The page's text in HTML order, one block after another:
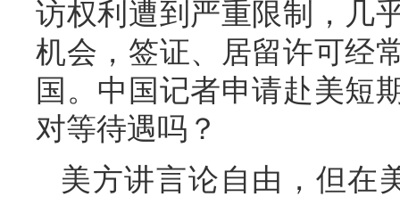
访权利遭到严重限制，几
机会，签证、居留许可经
国。中国记者申请赴美短
对等待遇吗？
美方讲言论自由，但在